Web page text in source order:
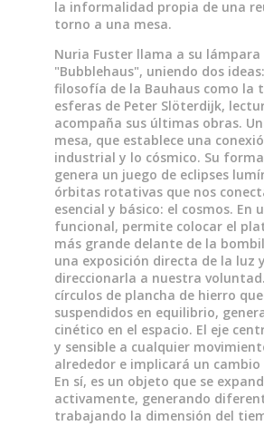
la informalidad propia de una
torno a una mesa.
Nuria Fuster llama a su lámpara
"Bubblehaus", uniendo dos
filosofía de la Bauhaus como la
esferas de Peter Slöterdijk,
acompaña sus últimas obras.
mesa, que establece una
industrial y lo cósmico. Su
genera un juego de eclipses
órbitas rotativas que nos
esencial y básico: el cosmos. En
funcional, permite colocar el
más grande delante de la
una exposición directa de la luz
direccionarla a nuestra
círculos de plancha de hierro
suspendidos en equilibrio,
cinético en el espacio. El eje
y sensible a cualquier
alrededor e implicará un cambio
En sí, es un objeto que se
activamente, generando
trabajando la dimensión del